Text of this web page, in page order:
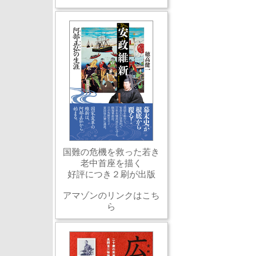
国難の危機を救った若き
老中首座を描く
好評につき２刷が出版
アマゾンのリンクはこち
ら